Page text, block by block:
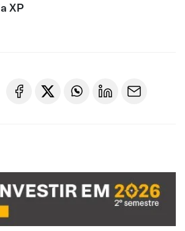
XP